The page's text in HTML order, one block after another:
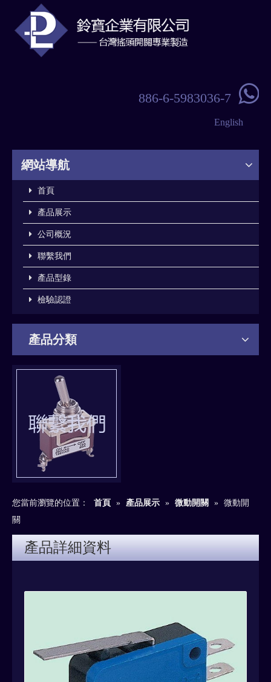
886-6-5983036-7 
English
網站導航
首頁
產品展示
公司概況
聯繫我們
產品型錄
檢驗認證
產品分類
您當前瀏覽的位置： 首頁 » 產品展示 » 微動開關 » 微動開
關
產品詳細資料